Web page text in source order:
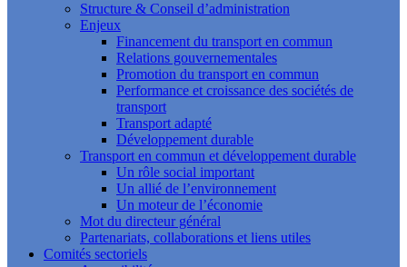
Structure & Conseil d’administration
Enjeux
Financement du transport en commun
Relations gouvernementales
Promotion du transport en commun
Performance et croissance des sociétés de
transport
Transport adapté
Développement durable
Transport en commun et développement durable
Un rôle social important
Un allié de l’environnement
Un moteur de l’économie
Mot du directeur général
Partenariats, collaborations et liens utiles
Comités sectoriels